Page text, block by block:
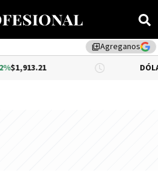
library_addAgreganos
DÓLAR BNA